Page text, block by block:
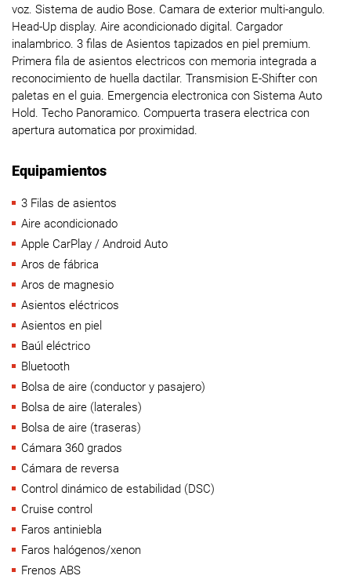
voz. Sistema de audio Bose. Camara de exterior multi-angulo.
Head-Up display. Aire acondicionado digital. Cargador
inalambrico. 3 filas de Asientos tapizados en piel premium.
Primera fila de asientos electricos con memoria integrada a
reconocimiento de huella dactilar. Transmision E-Shifter con
paletas en el guia. Emergencia electronica con Sistema Auto
Hold. Techo Panoramico. Compuerta trasera electrica con
apertura automatica por proximidad.
Equipamientos
3 Filas de asientos
Aire acondicionado
Apple CarPlay / Android Auto
Aros de fábrica
Aros de magnesio
Asientos eléctricos
Asientos en piel
Baúl eléctrico
Bluetooth
Bolsa de aire (conductor y pasajero)
Bolsa de aire (laterales)
Bolsa de aire (traseras)
Cámara 360 grados
Cámara de reversa
Control dinámico de estabilidad (DSC)
Cruise control
Faros antiniebla
Faros halógenos/xenon
Frenos ABS